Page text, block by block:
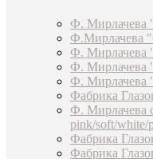
Ф. Мирлачева
Ф.Мирлачева
Ф. Мирлачева
Ф. Мирлачева
Ф. Мирлачева
Фабрика
Ф. Мирлачева
pink/soft/white/
Фабрика
Фабрика